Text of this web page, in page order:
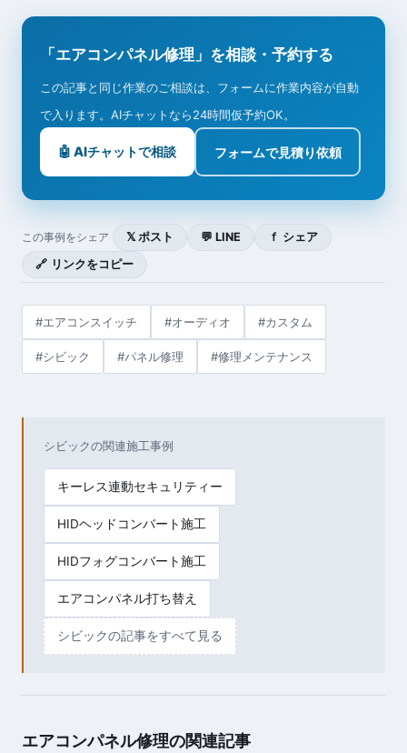
「エアコンパネル修理」を相談・予約する
この記事と同じ作業のご相談は、フォームに作業内容が自動
で入ります。AIチャットなら24時間仮予約OK。
🤖 AIチャットで相談 フォームで見積り依頼
この事例をシェア 𝕏 ポスト 💬 LINE
ｆ シェア
🔗 リンクをコピー
#エアコンスイッチ #オーディオ #カスタム
#シビック #パネル修理 #修理メンテナンス
シビックの関連施工事例
キーレス連動セキュリティー
HIDヘッドコンバート施工
HIDフォグコンバート施工
エアコンパネル打ち替え
シビックの記事をすべて見る
エアコンパネル修理の関連記事